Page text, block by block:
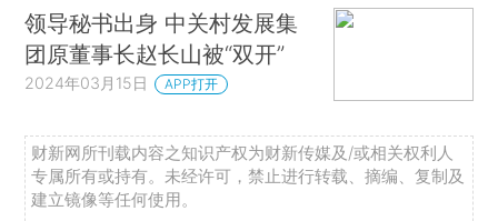
领导秘书出身 中关村发展集
团原董事长赵长山被“双开”
2024年03月15日 APP打开
财新网所刊载内容之知识产权为财新传媒及/或相关权利人
专属所有或持有。未经许可，禁止进行转载、摘编、复制及
建立镜像等任何使用。